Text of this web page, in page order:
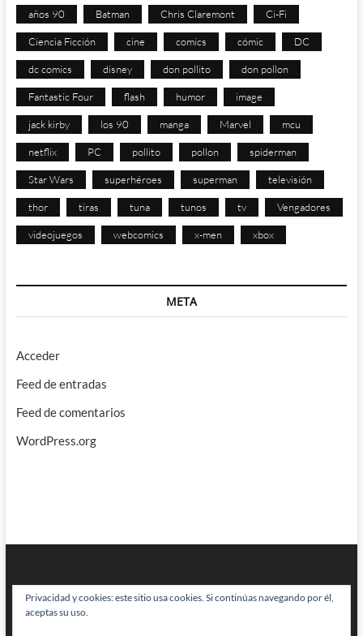
años 90 Batman Chris Claremont Ci-Fi
Ciencia Ficción cine comics cómic DC
dc comics disney don pollito don pollon
Fantastic Four flash humor image
jack kirby los 90 manga Marvel mcu
netflix PC pollito pollon spiderman
Star Wars superhéroes superman televisión
thor tiras tuna tunos tv Vengadores
videojuegos webcomics x-men xbox
META
Acceder
Feed de entradas
Feed de comentarios
WordPress.org
Privacidad y cookies: este sitio usa cookies. Si continúas navegando por él,
aceptas su uso.